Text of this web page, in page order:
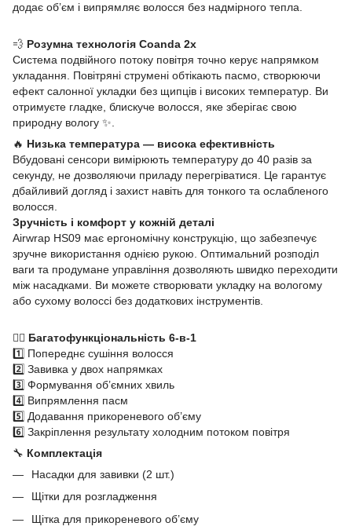
додає об’єм і випрямляє волосся без надмірного тепла.
💨 Розумна технологія Coanda 2x
Система подвійного потоку повітря точно керує напрямком
укладання. Повітряні струмені обтікають пасмо, створюючи
ефект салонної укладки без щипців і високих температур. Ви
отримуєте гладке, блискуче волосся, яке зберігає свою
природну вологу ✨.
🔥 Низька температура — висока ефективність
Вбудовані сенсори вимірюють температуру до 40 разів за
секунду, не дозволяючи приладу перегріватися. Це гарантує
дбайливий догляд і захист навіть для тонкого та ослабленого
волосся.
Зручність і комфорт у кожній деталі
Airwrap HS09 має ергономічну конструкцію, що забезпечує
зручне використання однією рукою. Оптимальний розподіл
ваги та продумане управління дозволяють швидко переходити
між насадками. Ви можете створювати укладку на вологому
або сухому волоссі без додаткових інструментів.
💇‍♀️ Багатофункціональність 6-в-1
1️⃣ Попереднє сушіння волосся
2️⃣ Завивка у двох напрямках
3️⃣ Формування об’ємних хвиль
4️⃣ Випрямлення пасм
5️⃣ Додавання прикореневого об’єму
6️⃣ Закріплення результату холодним потоком повітря
🔧 Комплектація
Насадки для завивки (2 шт.)
Щітки для розгладження
Щітка для прикореневого об’єму